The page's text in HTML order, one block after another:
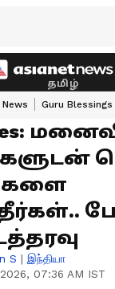
தமிழ்
News Guru Blessings
S | இந்தியா
07:36 AM IST